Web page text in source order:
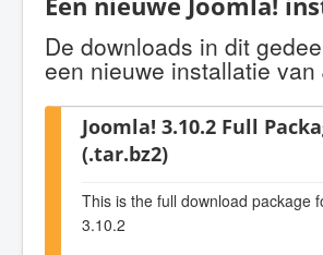
De downloads in dit
een nieuwe installatie van
Joomla! 3.10.2 Full
(.tar.bz2)
This is the full download package
3.10.2